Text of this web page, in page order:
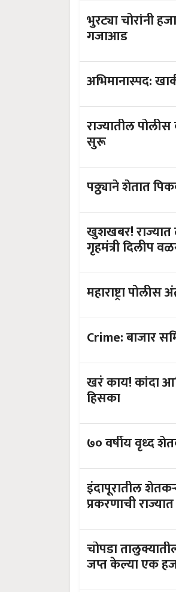
भुरट्या चोरांनी
गजाआड
अभिमानास्पद:
राज्यातील
सुरू
पठ्ठ्याने शेतात
खुशखबर! राज्यात
गृहमंत्री दिलीप
महाराष्ट्रा
Crime: बाजार
खरं काय! कांदा
हिसका
७० वर्षीय वृध्द
इंदापूरातील शेतकऱ्याने शेतात केली अशी करामत की शेती बघून
प्रकरणाची
चोपडा
जप्त केल्या एक